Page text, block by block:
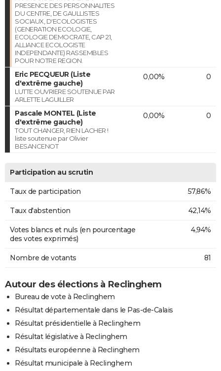
PRESENCE DES PERSONNALITES
DU CENTRE, DE GAULLISTES
SOCIAUX, D'ECOLOGISTES
(GENERATION ECOLOGIE,
ECOLOGIE DEMOCRATE, CAP 21,
ALLIANCE ECOLOGISTE
INDEPENDANTE) RASSEMBLES
POUR NOTRE REGION.
Eric PECQUEUR (Liste
d'extrême gauche)
LUTTE OUVRIERE SOUTENUE PAR
ARLETTE LAGUILLER
0,00% 0
Pascale MONTEL (Liste
d'extrême gauche)
TOUT CHANGER, RIEN LACHER !
liste soutenue par Olivier
BESANCENOT
0,00% 0
Participation au scrutin
Taux de participation 57,86%
Taux d'abstention 42,14%
Votes blancs et nuls (en pourcentage
des votes exprimés)
4,94%
Nombre de votants 81
Autour des élections à Reclinghem
Bureau de vote à Reclinghem
Résultat départementale dans le Pas-de-Calais
Résultat présidentielle à Reclinghem
Résultat législative à Reclinghem
Résultats européenne à Reclinghem
Résultat municipale à Reclinghem